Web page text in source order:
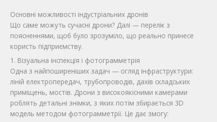
Основні можливості індустріальних дронів
Що саме можуть сучасні дрони? Далі — перелік з
поясненнями, щоб було зрозуміло, що реально принесе
користь підприємству.
1. Візуальна інспекція і фотограмметрія
Одна з найпоширеніших задач — огляд інфраструктури:
ліній електропередач, трубопроводів, дахів складських
приміщень, мостів. Дрони з високоякісними камерами
роблять детальні знімки, з яких потім збирається 3D
модель методом фотограмметрії. Це дає змогу: